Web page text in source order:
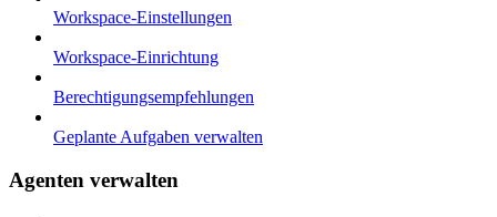
Workspace-Einstellungen
Workspace-Einrichtung
Berechtigungsempfehlungen
Geplante Aufgaben verwalten
Agenten verwalten